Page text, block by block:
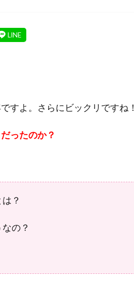
すよ。さらにビックリですね！
ったのか？
？
の？